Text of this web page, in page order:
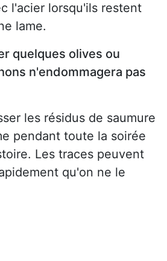
l'acier lorsqu'ils restent
lame.
quelques olives ou
n'endommagera pas
les résidus de saumure
pendant toute la soirée
Les traces peuvent
qu'on ne le